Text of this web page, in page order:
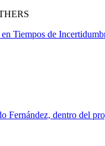
Tiempos de
dentro del